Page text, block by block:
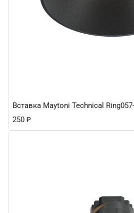
Вставка Maytoni Technical
250 ₽